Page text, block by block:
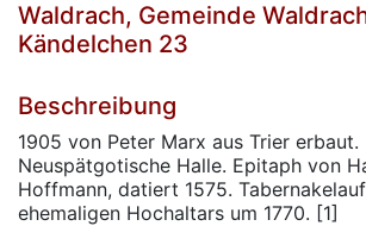
Waldrach, Gemeinde
Kändelchen 23
Beschreibung
1905 von Peter Marx aus Trier erbaut.
Neuspätgotische Halle. Epitaph von
Hoffmann, datiert 1575.
ehemaligen Hochaltars um 1770. [1]